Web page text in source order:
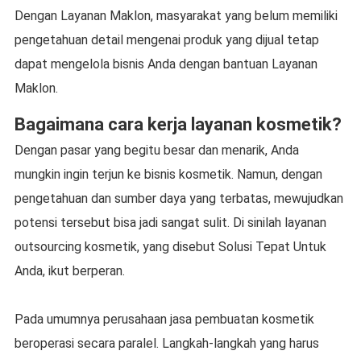
Dengan Layanan Maklon, masyarakat yang belum memiliki
pengetahuan detail mengenai produk yang dijual tetap
dapat mengelola bisnis Anda dengan bantuan Layanan
Maklon.
Bagaimana cara kerja layanan kosmetik?
Dengan pasar yang begitu besar dan menarik, Anda
mungkin ingin terjun ke bisnis kosmetik. Namun, dengan
pengetahuan dan sumber daya yang terbatas, mewujudkan
potensi tersebut bisa jadi sangat sulit. Di sinilah layanan
outsourcing kosmetik, yang disebut Solusi Tepat Untuk
Anda, ikut berperan.
Pada umumnya perusahaan jasa pembuatan kosmetik
beroperasi secara paralel. Langkah-langkah yang harus